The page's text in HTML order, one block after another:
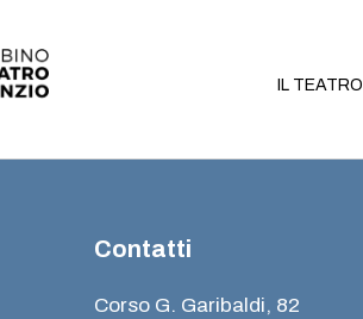
IL TEATRO
Contatti
Corso G. Garibaldi, 82